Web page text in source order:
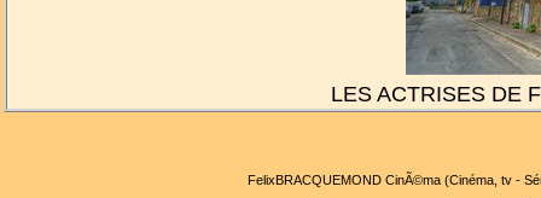
LES ACTRISES DE
FelixBRACQUEMOND CinÃ©ma (Cinéma, tv